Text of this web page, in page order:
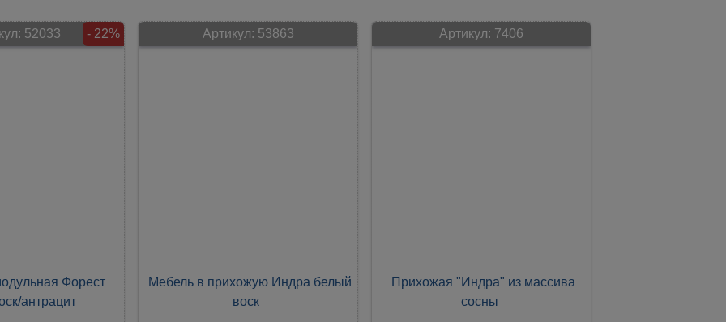
52033 - 22%
Форест
антрацит
Артикул: 53863
Мебель в прихожую Индра белый
воск
Артикул: 7406
Прихожая "Индра" из массива
сосны